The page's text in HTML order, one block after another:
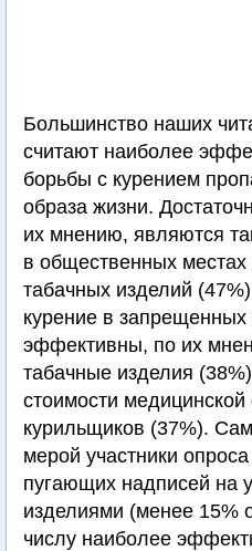
Большинство наших
считают наиболее
борьбы с курением
образа жизни.
их мнению, являются
в общественных
табачных изделий
курение в
эффективны, по их
табачные изделия
стоимости медицинской
курильщиков (37%).
мерой участники
пугающих надписей на
изделиями (менее 15%
числу наиболее